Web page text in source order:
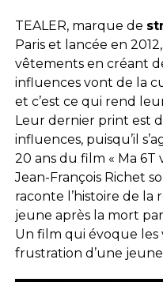
TEALER, marque de
Paris et lancée en
vêtements en créant
influences vont de la
et c’est ce qui rend
Leur dernier print est
influences, puisqu’il
20 ans du film « Ma 6T
Jean-François Richet
raconte l’histoire de la
jeune après la mort
Un film qui évoque les
frustration d’une